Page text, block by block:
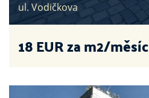
ul. Vodičkova
18EUR za m2/měsíc